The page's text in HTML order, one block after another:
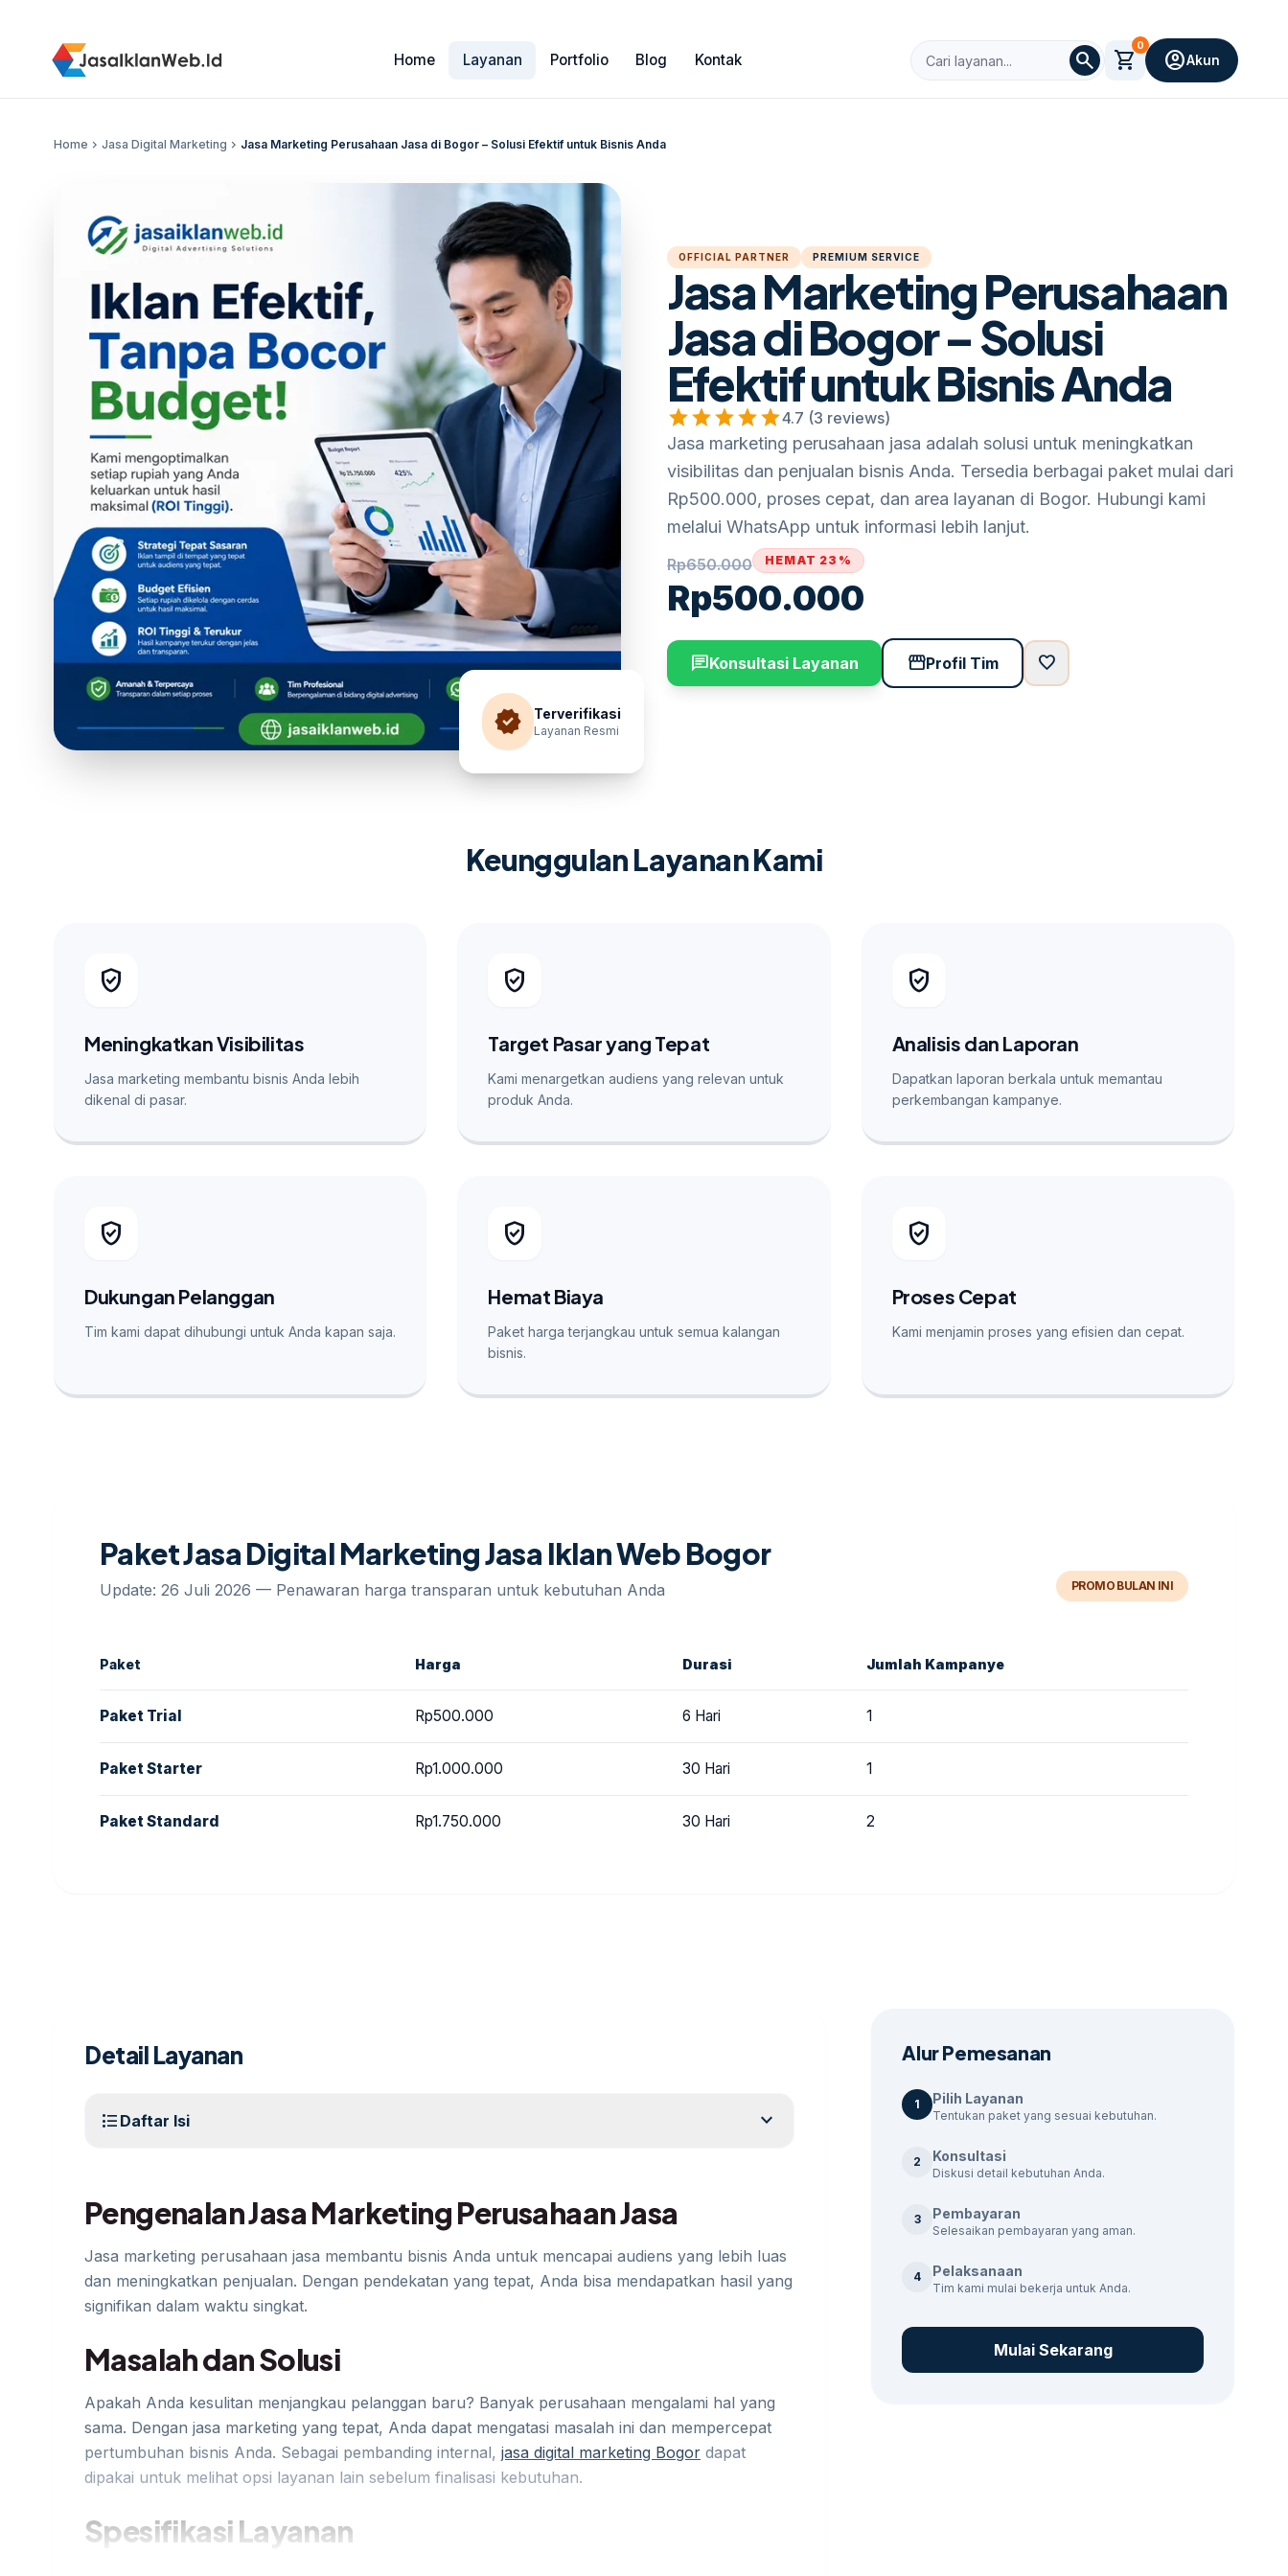
Home Layanan Portfolio Blog Kontak search shopping_cart
0
account_circleAkun
Home chevron_right Jasa Digital Marketing chevron_right Jasa Marketing Perusahaan Jasa di Bogor – Solusi Efektif untuk Bisnis Anda
verified Terverifikasi
Layanan Resmi
OFFICIAL PARTNER PREMIUM SERVICE
Jasa Marketing Perusahaan
Jasa di Bogor – Solusi
Efektif untuk Bisnis Anda
starstarstarstarstar4.7 (3 reviews)
Jasa marketing perusahaan jasa adalah solusi untuk meningkatkan
visibilitas dan penjualan bisnis Anda. Tersedia berbagai paket mulai dari
Rp500.000, proses cepat, dan area layanan di Bogor. Hubungi kami
melalui WhatsApp untuk informasi lebih lanjut.
Rp650.000
Rp500.000
HEMAT 23%
chatKonsultasi Layanan storefrontProfil Tim favorite
Keunggulan Layanan Kami
verified_user
Meningkatkan Visibilitas
Jasa marketing membantu bisnis Anda lebih
dikenal di pasar.
verified_user
Target Pasar yang Tepat
Kami menargetkan audiens yang relevan untuk
produk Anda.
verified_user
Analisis dan Laporan
Dapatkan laporan berkala untuk memantau
perkembangan kampanye.
verified_user
Dukungan Pelanggan
Tim kami dapat dihubungi untuk Anda kapan saja.
verified_user
Hemat Biaya
Paket harga terjangkau untuk semua kalangan
bisnis.
verified_user
Proses Cepat
Kami menjamin proses yang efisien dan cepat.
Paket Jasa Digital Marketing Jasa Iklan Web Bogor
Update: 26 Juli 2026 — Penawaran harga transparan untuk kebutuhan Anda PROMO BULAN INI
Paket Harga Durasi Jumlah Kampanye
Paket Trial Rp500.000 6 Hari 1
Paket Starter Rp1.000.000 30 Hari 1
Paket Standard Rp1.750.000 30 Hari 2
Detail Layanan
format_list_bulleted Daftar Isi expand_more
Pengenalan Jasa Marketing Perusahaan Jasa
Jasa marketing perusahaan jasa membantu bisnis Anda untuk mencapai audiens yang lebih luas
dan meningkatkan penjualan. Dengan pendekatan yang tepat, Anda bisa mendapatkan hasil yang
signifikan dalam waktu singkat.
Masalah dan Solusi
Apakah Anda kesulitan menjangkau pelanggan baru? Banyak perusahaan mengalami hal yang
sama. Dengan jasa marketing yang tepat, Anda dapat mengatasi masalah ini dan mempercepat
pertumbuhan bisnis Anda. Sebagai pembanding internal, jasa digital marketing Bogor dapat
dipakai untuk melihat opsi layanan lain sebelum finalisasi kebutuhan.
Spesifikasi Layanan
Alur Pemesanan
1 Pilih Layanan
Tentukan paket yang sesuai kebutuhan.
2 Konsultasi
Diskusi detail kebutuhan Anda.
3 Pembayaran
Selesaikan pembayaran yang aman.
4 Pelaksanaan
Tim kami mulai bekerja untuk Anda.
Mulai Sekarang